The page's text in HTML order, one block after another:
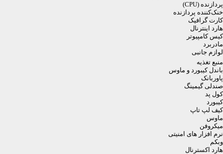
پردازنده (CPU)
خنک‌کننده پردازنده
کارت گرافیک
هارد اینترنال
کیس کامپیوتر
مادربرد
لوازم جانبی
منبع تغذیه
باندل کیبورد و ماوس
پاوربانک
صندلی گیمینگ
کول پد
کیبورد
کیف لپ تاپ
ماوس
میکروفن
نرم افزار های امنیتی
وبکم
هارد اکسترنال